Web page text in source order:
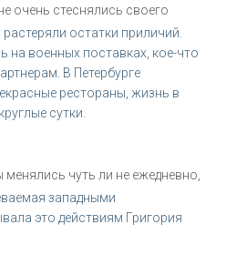
очень стеснялись своего
остатки приличий.
на военных поставках, кое-что
В Петербурге
рестораны, жизнь в
сутки.
чуть ли не ежедневно,
западными
это действиям Григория